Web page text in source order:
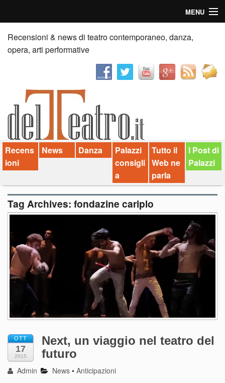
MENU
Home
Recensioni
News
Palazzi consiglia
Video
Chi siamo
Contatti
Recensioni & news di teatro contemporaneo, danza,
opera, arti performative
Recens
ioni
News Danza
Palazzi
consigli
a
Tutto il
Web ne
parla
I Post di
Palazzi
Tag Archives: fondazine cariplo
OTT
17
2015
Next, un viaggio nel teatro del
futuro
Admin News •Anticipazioni